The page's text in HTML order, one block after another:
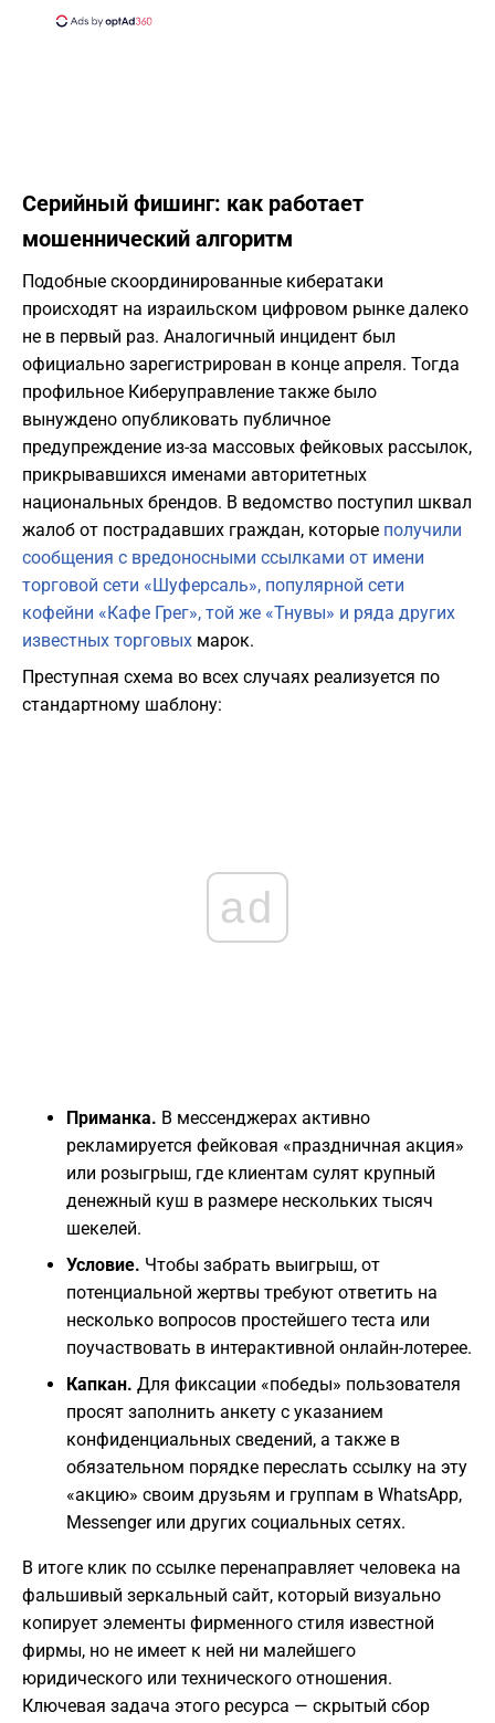
Серийный фишинг: как работает
мошеннический алгоритм
Подобные скоординированные кибератаки
происходят на израильском цифровом рынке далеко
не в первый раз. Аналогичный инцидент был
официально зарегистрирован в конце апреля. Тогда
профильное Киберуправление также было
вынуждено опубликовать публичное
предупреждение из-за массовых фейковых рассылок,
прикрывавшихся именами авторитетных
национальных брендов. В ведомство поступил шквал
жалоб от пострадавших граждан, которые получили
сообщения с вредоносными ссылками от имени
торговой сети «Шуферсаль», популярной сети
кофейни «Кафе Грег», той же «Тнувы» и ряда других
известных торговых марок.
Преступная схема во всех случаях реализуется по
стандартному шаблону:
ad
Приманка. В мессенджерах активно
рекламируется фейковая «праздничная акция»
или розыгрыш, где клиентам сулят крупный
денежный куш в размере нескольких тысяч
шекелей.
Условие. Чтобы забрать выигрыш, от
потенциальной жертвы требуют ответить на
несколько вопросов простейшего теста или
поучаствовать в интерактивной онлайн-лотерее.
Капкан. Для фиксации «победы» пользователя
просят заполнить анкету с указанием
конфиденциальных сведений, а также в
обязательном порядке переслать ссылку на эту
«акцию» своим друзьям и группам в WhatsApp,
Messenger или других социальных сетях.
В итоге клик по ссылке перенаправляет человека на
фальшивый зеркальный сайт, который визуально
копирует элементы фирменного стиля известной
фирмы, но не имеет к ней ни малейшего
юридического или технического отношения.
Ключевая задача этого ресурса — скрытый сбор